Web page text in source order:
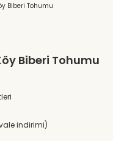
Biberi Tohumu
indirimi)